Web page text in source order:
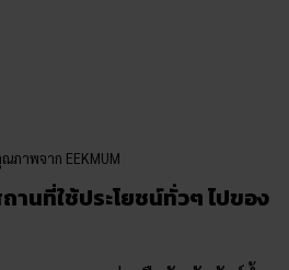
วาย ชุมชนอาจร่วมมือกัน จับสัตว์น้ำ
อนปู่ตา โดยเงื่อนไข ในป่าดอนปู่ตา
มีพืชพันธุ์ผัก เห็ด แมลง พืช
น สามารถขออนุญาต ตัดไม้ ค้นหา